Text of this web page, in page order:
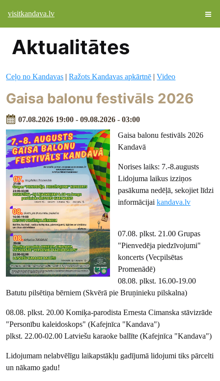
visitkandava.lv
Aktualitātes
Ceļo no Kandavas |Ražots Kandavas apkārtnē |Video
Gaisa balonu festivāls 2026
07.08.2026 19:00 - 09.08.2026 - 03:00
Gaisa balonu festivāls 2026
Kandavā
Norises laiks: 7.-8.augusts
Lidojuma laikus izziņos
pasākuma nedēļā, sekojiet līdzi
informācijai kandava.lv
07.08. plkst. 21.00 Grupas
"Pienvedēja piedzīvojumi"
koncerts (Vecpilsētas
Promenādē)
08.08. plkst. 16.00-19.00
Batutu pilsētiņa bērniem (Skvērā pie Bruņinieku pilskalna)
08.08. plkst. 20.00 Komiķa-parodista Ernesta Cimanska stāvizrāde
"Personību kaleidoskops" (Kafejnīca "Kandava")
plkst. 22.00-02.00 Latviešu karaoke ballīte (Kafejnīca "Kandava")
Lidojumam nelabvēlīgu laikapstākļu gadījumā lidojumi tiks pārcelti
un nākamo gadu!